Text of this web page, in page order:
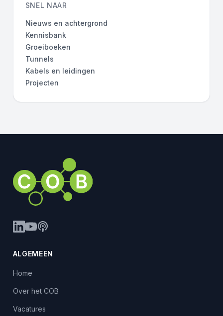
SNEL NAAR
Nieuws en achtergrond
Kennisbank
Groeiboeken
Tunnels
Kabels en leidingen
Projecten
ALGEMEEN
Home
Over het COB
Vacatures